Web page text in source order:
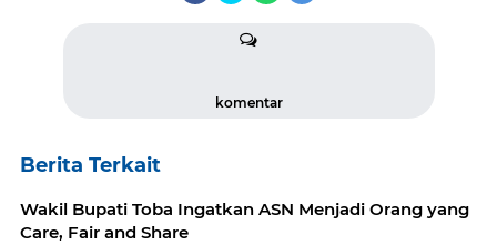
komentar
Berita Terkait
Wakil Bupati Toba Ingatkan ASN Menjadi Orang yang
Care, Fair and Share